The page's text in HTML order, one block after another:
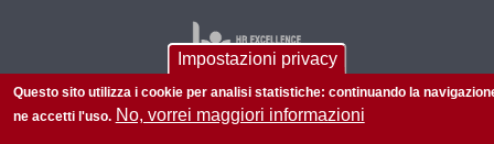
Impostazioni privacy
Questo sito utilizza i cookie per analisi statistiche: continuando la
ne accetti l'uso. No, vorrei maggiori informazioni